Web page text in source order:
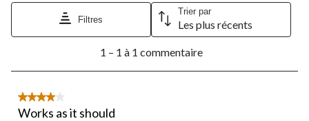
le
formulaire
le
formulaire
le
formulaire
le
formulaire
de
le
formulaire
de
Filtres
Trier par
Les plus récents
1
commentaire.
1 – 1 à 1 commentaire
4 étoile(s) sur 5.
Works as it should